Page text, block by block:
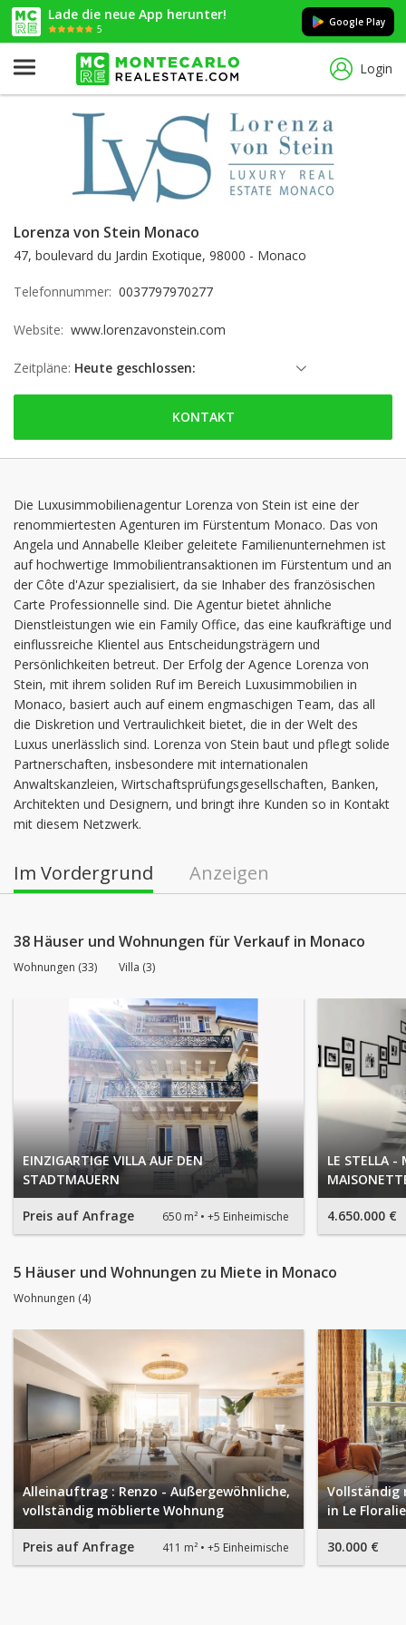
Lade die neue App herunter!
5
Google Play
Login
Lorenza von Stein Monaco
47, boulevard du Jardin Exotique, 98000 - Monaco
Telefonnummer: 0037797970277
Website: www.lorenzavonstein.com
Zeitpläne: Heute geschlossen:
Samstag: geschlossen
Sonntag: geschlossen
Mittwoch: 09:00 - 17:30
Donnerstag: 09:00 - 17:30
Freitag: 09:00 - 17:30
KONTAKT
Die Luxusimmobilienagentur Lorenza von Stein ist eine der
renommiertesten Agenturen im Fürstentum Monaco. Das von
Angela und Annabelle Kleiber geleitete Familienunternehmen ist
auf hochwertige Immobilientransaktionen im Fürstentum und an
der Côte d'Azur spezialisiert, da sie Inhaber des französischen
Carte Professionnelle sind. Die Agentur bietet ähnliche
Dienstleistungen wie ein Family Office, das eine kaufkräftige und
einflussreiche Klientel aus Entscheidungsträgern und
Persönlichkeiten betreut. Der Erfolg der Agence Lorenza von
Stein, mit ihrem soliden Ruf im Bereich Luxusimmobilien in
Monaco, basiert auch auf einem engmaschigen Team, das all
die Diskretion und Vertraulichkeit bietet, die in der Welt des
Luxus unerlässlich sind. Lorenza von Stein baut und pflegt solide
Partnerschaften, insbesondere mit internationalen
Anwaltskanzleien, Wirtschaftsprüfungsgesellschaften, Banken,
Architekten und Designern, und bringt ihre Kunden so in Kontakt
mit diesem Netzwerk.
Im Vordergrund Anzeigen
38 Häuser und Wohnungen für Verkauf in Monaco
Wohnungen (33) Villa (3)
EINZIGARTIGE VILLA AUF DEN
STADTMAUERN
Preis auf Anfrage 650 m² +5 Einheimische
LE STELLA -
4.650.000 €
5 Häuser und Wohnungen zu Miete in Monaco
Wohnungen (4)
Alleinauftrag : Renzo - Außergewöhnliche,
vollständig möblierte Wohnung
Preis auf Anfrage 411 m² +5 Einheimische
Vollständig
in Le
30.000 €